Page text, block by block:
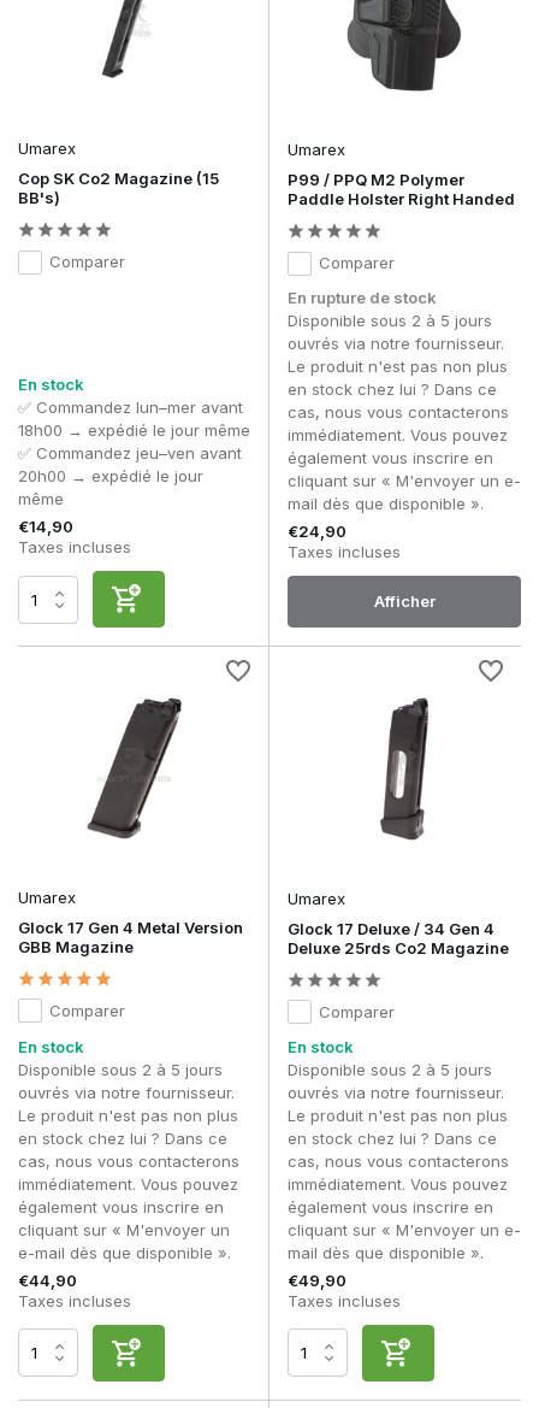
Umarex
Cop SK Co2 Magazine (15
BB's)
Comparer
En stock
✅ Commandez lun–mer avant
18h00 → expédié le jour même
✅ Commandez jeu–ven avant
20h00 → expédié le jour
même
€14,90
Taxes incluses
Umarex
P99 / PPQ M2 Polymer
Paddle Holster Right Handed
Comparer
En rupture de stock
Disponible sous 2 à 5 jours
ouvrés via notre fournisseur.
Le produit n'est pas non plus
en stock chez lui ? Dans ce
cas, nous vous contacterons
immédiatement. Vous pouvez
également vous inscrire en
cliquant sur « M'envoyer un e-
mail dès que disponible ».
€24,90
Taxes incluses
Afficher
Umarex
Glock 17 Gen 4 Metal Version
GBB Magazine
Comparer
En stock
Disponible sous 2 à 5 jours
ouvrés via notre fournisseur.
Le produit n'est pas non plus
en stock chez lui ? Dans ce
cas, nous vous contacterons
immédiatement. Vous pouvez
également vous inscrire en
cliquant sur « M'envoyer un
e-mail dès que disponible ».
€44,90
Taxes incluses
Umarex
Glock 17 Deluxe / 34 Gen 4
Deluxe 25rds Co2 Magazine
Comparer
En stock
Disponible sous 2 à 5 jours
ouvrés via notre fournisseur.
Le produit n'est pas non plus
en stock chez lui ? Dans ce
cas, nous vous contacterons
immédiatement. Vous pouvez
également vous inscrire en
cliquant sur « M'envoyer un e-
mail dès que disponible ».
€49,90
Taxes incluses